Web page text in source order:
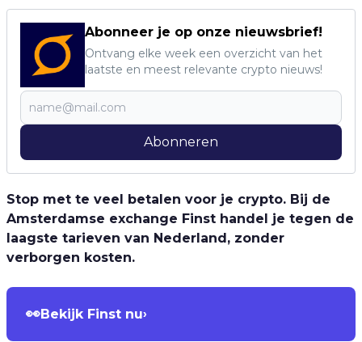
Abonneer je op onze nieuwsbrief!
Ontvang elke week een overzicht van het
laatste en meest relevante crypto nieuws!
Abonneren
Stop met te veel betalen voor je crypto. Bij de
Amsterdamse exchange Finst handel je tegen de
laagste tarieven van Nederland, zonder
verborgen kosten.
👀Bekijk Finst nu›